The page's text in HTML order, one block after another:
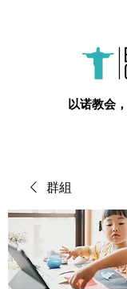
以诺教会
群組